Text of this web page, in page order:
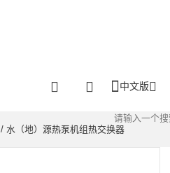
中文版
/ 水（地）源热泵机组热交换器